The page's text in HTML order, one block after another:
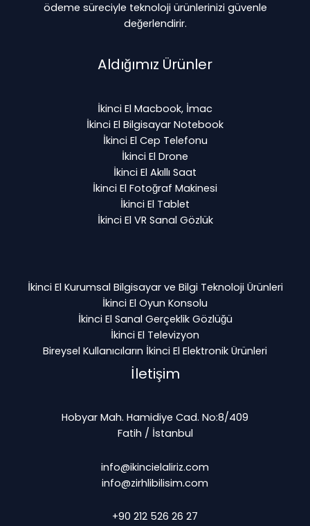
ödeme süreciyle teknoloji ürünlerinizi güvenle
değerlendirir.
Aldığımız Ürünler
İkinci El Macbook, İmac
İkinci El Bilgisayar Notebook
İkinci El Cep Telefonu
İkinci El Drone
İkinci El Akıllı Saat
İkinci El Fotoğraf Makinesi
İkinci El Tablet
İkinci El VR Sanal Gözlük
İkinci El Kurumsal Bilgisayar ve Bilgi Teknoloji Ürünleri
İkinci El Oyun Konsolu
İkinci El Sanal Gerçeklik Gözlüğü
İkinci El Televizyon
Bireysel Kullanıcıların İkinci El Elektronik Ürünleri
İletişim
Hobyar Mah. Hamidiye Cad. No:8/409
Fatih / İstanbul
info@ikincielaliriz.com
info@zirhlibilisim.com
+90 212 526 26 27